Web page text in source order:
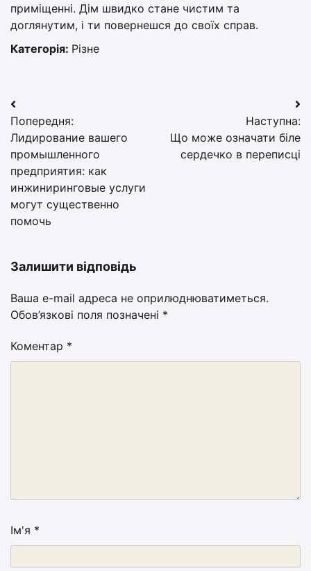
приміщенні. Дім швидко стане чистим та
доглянутим, і ти повернешся до своїх справ.
Категорія: Різне
Навігація
записів
Попередня:
Лидирование вашего
промышленного
предприятия: как
инжиниринговые услуги
могут существенно
помочь
Наступна:
Що може означати біле
сердечко в переписці
Залишити відповідь
Ваша e-mail адреса не оприлюднюватиметься.
Обов’язкові поля позначені *
Коментар *
Ім'я *